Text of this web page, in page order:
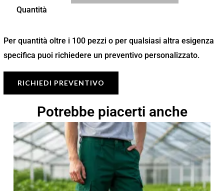
Quantità
Per quantità oltre i 100 pezzi o per qualsiasi altra esigenza
specifica puoi richiedere un preventivo personalizzato.
RICHIEDI PREVENTIVO
Potrebbe piacerti anche
Fascia
di
prezzo:
da
8,50 €
a